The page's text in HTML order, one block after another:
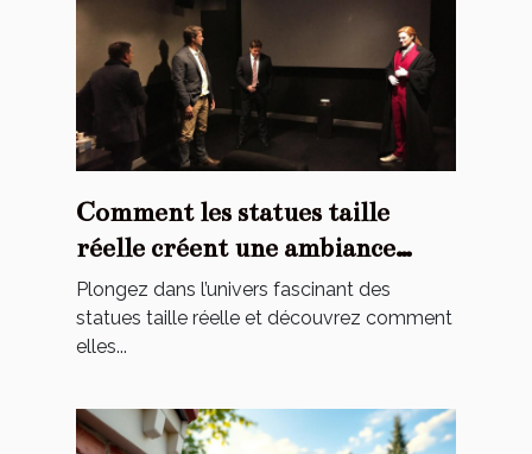
Comment les statues taille
réelle créent une ambiance
cinématographique chez vous ?
Plongez dans l’univers fascinant des
statues taille réelle et découvrez comment
elles...